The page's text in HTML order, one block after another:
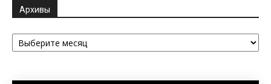
Архивы
Архивы